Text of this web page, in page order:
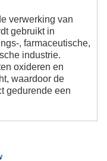
verwerking van
gebruikt in
, farmaceutische,
industrie.
oxideren en
waardoor de
gedurende een